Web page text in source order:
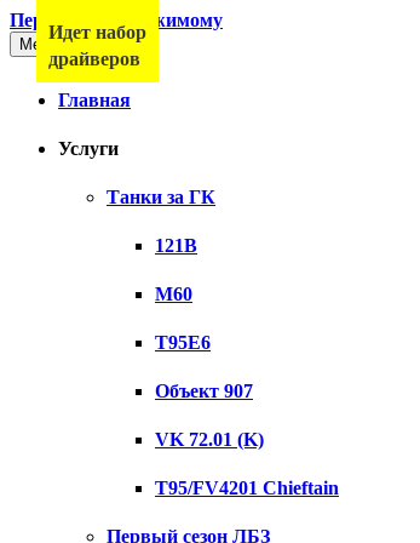
Перейти к содержимому
Меню
Главная
Услуги
Танки за ГК
121B
M60
T95E6
Объект 907
VK 72.01 (K)
T95/FV4201 Chieftain
Первый сезон ЛБЗ
Идет набор
драйверов